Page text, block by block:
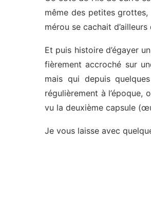
même des petites grottes,
mérou se cachait d’ailleurs
Et puis histoire d’égayer
fièrement accroché sur
mais qui depuis
régulièrement à l’époque,
vu la deuxième capsule
Je vous laisse avec